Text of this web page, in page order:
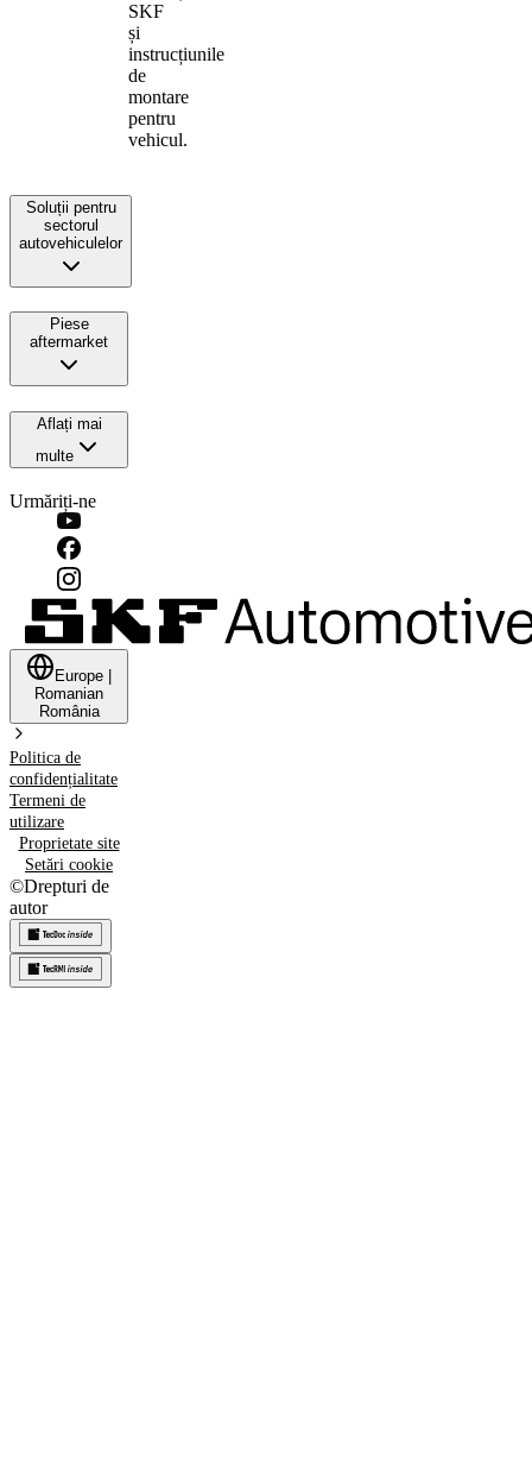
SKF
și
instrucțiunile
de
montare
pentru
vehicul.
Soluții pentru
sectorul
autovehiculelor
Piese
aftermarket
Aflați mai
multe
Urmăriți-ne
Europe
Romanian
România
Politica de
confidențialitate
Termeni de
utilizare
Proprietate site
Setări cookie
©Drepturi de
autor